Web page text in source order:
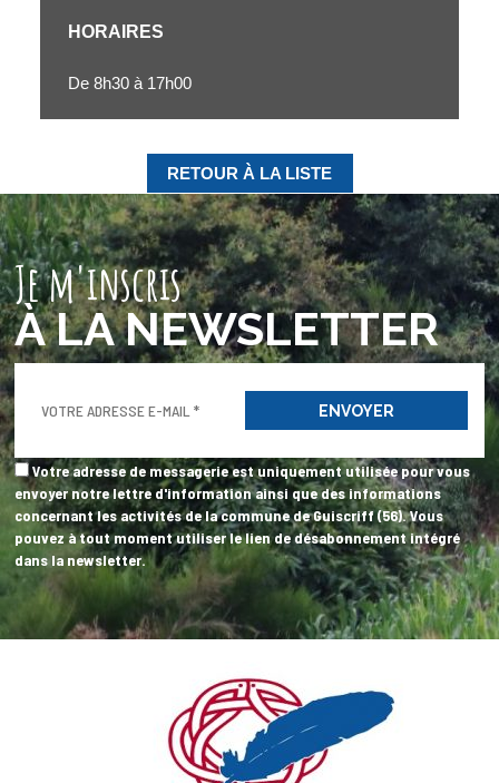
HORAIRES
De 8h30 à 17h00
RETOUR À LA LISTE
Votre adresse de messagerie est uniquement utilisée pour vous
envoyer notre lettre d'information ainsi que des informations
concernant les activités de la commune de Guiscriff (56). Vous
pouvez à tout moment utiliser le lien de désabonnement intégré
dans la newsletter.
Je m'inscris
À LA NEWSLETTER